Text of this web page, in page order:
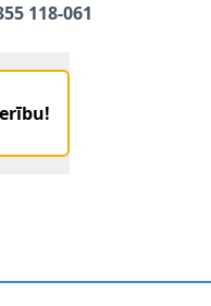
118-061